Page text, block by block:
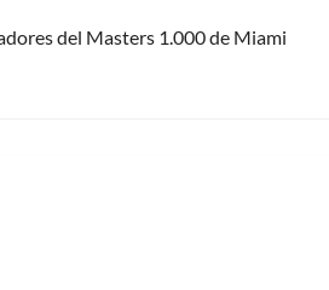
del Masters 1.000 de Miami